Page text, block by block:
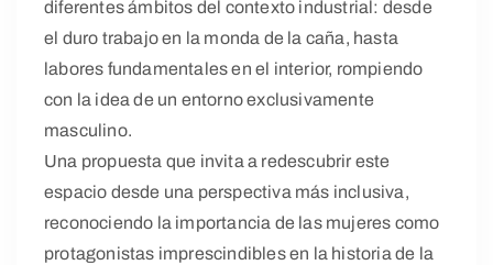
diferentes ámbitos del contexto industrial: desde
el duro trabajo en la monda de la caña, hasta
labores fundamentales en el interior, rompiendo
con la idea de un entorno exclusivamente
masculino.
Una propuesta que invita a redescubrir este
espacio desde una perspectiva más inclusiva,
reconociendo la importancia de las mujeres como
protagonistas imprescindibles en la historia de la